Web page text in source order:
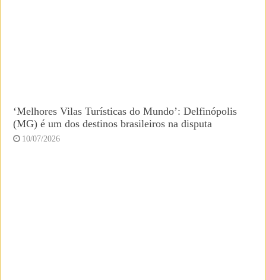
‘Melhores Vilas Turísticas do Mundo’: Delfinópolis
(MG) é um dos destinos brasileiros na disputa
10/07/2026